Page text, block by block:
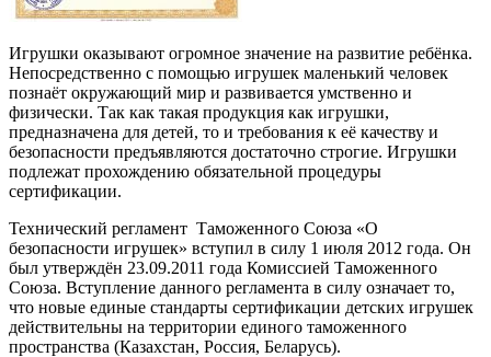
Игрушки оказывают огромное значение на развитие ребёнка.
Непосредственно с помощью игрушек маленький человек
познаёт окружающий мир и развивается умственно и
физически. Так как такая продукция как игрушки,
предназначена для детей, то и требования к её качеству и
безопасности предъявляются достаточно строгие. Игрушки
подлежат прохождению обязательной процедуры
сертификации.
Технический регламент Таможенного Союза «О
безопасности игрушек» вступил в силу 1 июля 2012 года. Он
был утверждён 23.09.2011 года Комиссией Таможенного
Союза. Вступление данного регламента в силу означает то,
что новые единые стандарты сертификации детских игрушек
действительны на территории единого таможенного
пространства (Казахстан, Россия, Беларусь).